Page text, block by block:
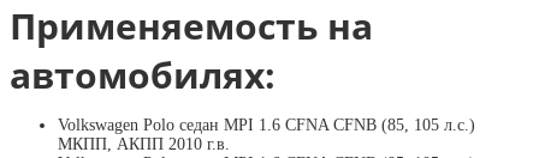
Применяемость на
автомобилях:
Volkswagen Polo седан MPI 1.6 CFNA CFNB (85, 105 л.с.)
МКПП, АКПП 2010 г.в.